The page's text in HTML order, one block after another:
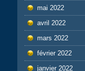
mai 2022
avril 2022
mars 2022
février 2022
janvier 2022